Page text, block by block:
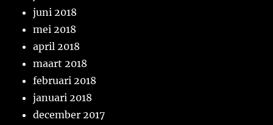
juni 2018
mei 2018
april 2018
maart 2018
februari 2018
januari 2018
december 2017